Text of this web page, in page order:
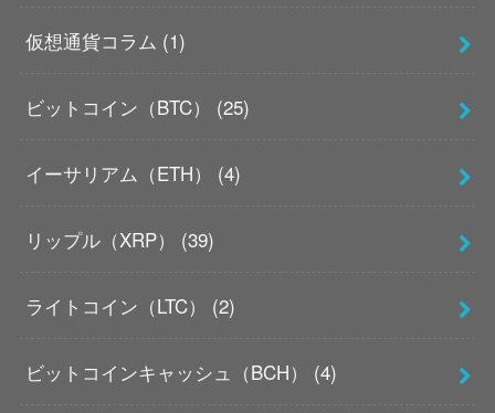
仮想通貨コラム (1)
ビットコイン（BTC） (25)
イーサリアム（ETH） (4)
リップル（XRP） (39)
ライトコイン（LTC） (2)
ビットコインキャッシュ（BCH） (4)